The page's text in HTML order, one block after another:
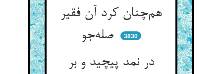
هم‌چنان کرد آن فقیر
3830
در نمد پیچید و بر